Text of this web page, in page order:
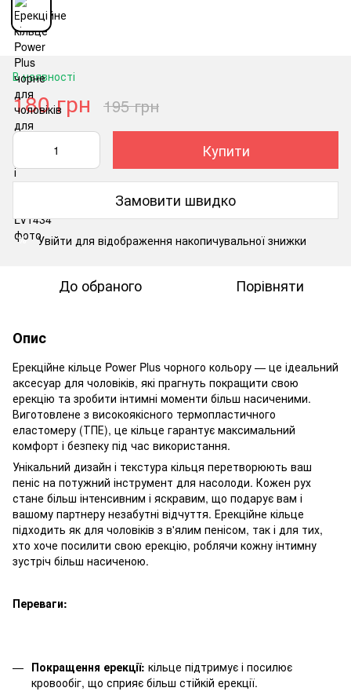
В наявності
180 грн 195 грн
Купити
Замовити швидко
% Увійти для відображення накопичувальної знижки
До обраного Порівняти
Опис
Ерекційне кільце Power Plus чорного кольору — це ідеальний
аксесуар для чоловіків, які прагнуть покращити свою
ерекцію та зробити інтимні моменти більш насиченими.
Виготовлене з високоякісного термопластичного
еластомеру (ТПЕ), це кільце гарантує максимальний
комфорт і безпеку під час використання.
Унікальний дизайн і текстура кільця перетворюють ваш
пеніс на потужний інструмент для насолоди. Кожен рух
стане більш інтенсивним і яскравим, що подарує вам і
вашому партнеру незабутні відчуття. Ерекційне кільце
підходить як для чоловіків з в'ялим пенісом, так і для тих,
хто хоче посилити свою ерекцію, роблячи кожну інтимну
зустріч більш насиченою.
Переваги:
Покращення ерекції: кільце підтримує і посилює
кровообіг, що сприяє більш стійкій ерекції.